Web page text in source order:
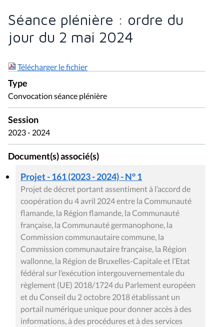
Séance plénière : ordre du
jour du 2 mai 2024
Télécharger le fichier
Type
Convocation séance plénière
Session
2023 - 2024
Document(s) associé(s)
Projet - 161 (2023 - 2024) - N° 1
Projet de décret portant assentiment à l’accord de
coopération du 4 avril 2024 entre la Communauté
flamande, la Région flamande, la Communauté
française, la Communauté germanophone, la
Commission communautaire commune, la
Commission communautaire française, la Région
wallonne, la Région de Bruxelles-Capitale et l’Etat
fédéral sur l’exécution intergouvernementale du
règlement (UE) 2018/1724 du Parlement européen
et du Conseil du 2 octobre 2018 établissant un
portail numérique unique pour donner accès à des
informations, à des procédures et à des services